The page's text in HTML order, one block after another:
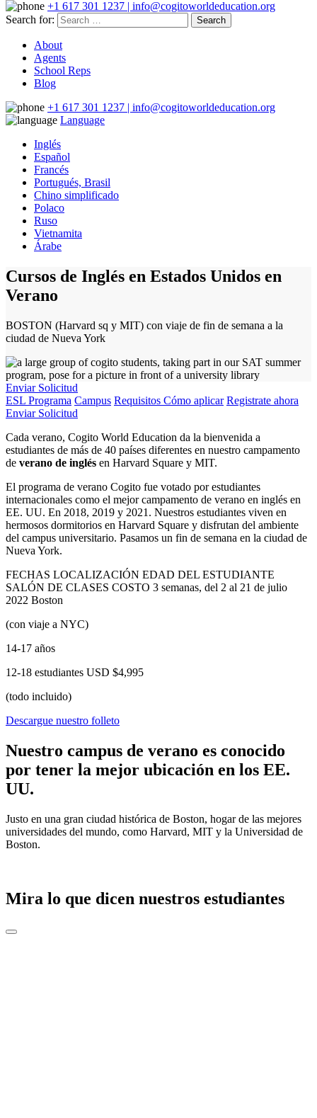
+1 617 301 1237 | info@cogitoworldeducation.org
Search for:
About
Agents
School Reps
Blog
+1 617 301 1237 | info@cogitoworldeducation.org
Language
Inglés
Español
Francés
Portugués, Brasil
Chino simplificado
Polaco
Ruso
Vietnamita
Árabe
Cursos de Inglés en Estados Unidos en
Verano
BOSTON (Harvard sq y MIT) con viaje de fin de semana a la
ciudad de Nueva York
Enviar Solicitud
ESL Programa Campus Requisitos Cómo aplicar Registrate ahora
Enviar Solicitud
Cada verano, Cogito World Education da la bienvenida a
estudiantes de más de 40 países diferentes en nuestro campamento
de verano de inglés en Harvard Square y MIT.
El programa de verano Cogito fue votado por estudiantes
internacionales como el mejor campamento de verano en inglés en
EE. UU. En 2018, 2019 y 2021. Nuestros estudiantes viven en
hermosos dormitorios en Harvard Square y disfrutan del ambiente
del campus universitario. Pasamos un fin de semana en la ciudad de
Nueva York.
FECHAS LOCALIZACIÓN EDAD DEL ESTUDIANTE
SALÓN DE CLASES COSTO 3 semanas, del 2 al 21 de julio
2022 Boston
(con viaje a NYC)
14-17 años
12-18 estudiantes USD $4,995
(todo incluido)
Descargue nuestro folleto
Nuestro campus de verano es conocido
por tener la mejor ubicación en los EE.
UU.
Justo en una gran ciudad histórica de Boston, hogar de las mejores
universidades del mundo, como Harvard, MIT y la Universidad de
Boston.
Mira lo que dicen nuestros estudiantes